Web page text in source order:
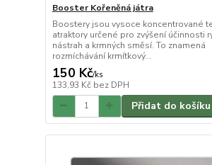
Booster Kořeněná játra
Boostery jsou vysoce koncentrované
atraktory určené pro zvýšení účinnosti
nástrah a krmných směsí. To znamená
rozmíchávání krmítkový...
150 Kč/ks
133,93 Kč bez DPH
Přidat do košíku